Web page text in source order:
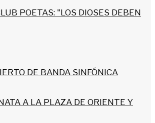
POETAS: "LOS DIOSES DEBEN
DE BANDA SINFÓNICA
A LA PLAZA DE ORIENTE Y